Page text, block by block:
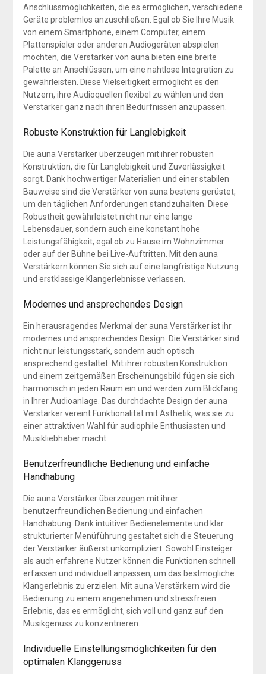
Anschlussmöglichkeiten, die es ermöglichen, verschiedene
Geräte problemlos anzuschließen. Egal ob Sie Ihre Musik
von einem Smartphone, einem Computer, einem
Plattenspieler oder anderen Audiogeräten abspielen
möchten, die Verstärker von auna bieten eine breite
Palette an Anschlüssen, um eine nahtlose Integration zu
gewährleisten. Diese Vielseitigkeit ermöglicht es den
Nutzern, ihre Audioquellen flexibel zu wählen und den
Verstärker ganz nach ihren Bedürfnissen anzupassen.
Robuste Konstruktion für Langlebigkeit
Die auna Verstärker überzeugen mit ihrer robusten
Konstruktion, die für Langlebigkeit und Zuverlässigkeit
sorgt. Dank hochwertiger Materialien und einer stabilen
Bauweise sind die Verstärker von auna bestens gerüstet,
um den täglichen Anforderungen standzuhalten. Diese
Robustheit gewährleistet nicht nur eine lange
Lebensdauer, sondern auch eine konstant hohe
Leistungsfähigkeit, egal ob zu Hause im Wohnzimmer
oder auf der Bühne bei Live-Auftritten. Mit den auna
Verstärkern können Sie sich auf eine langfristige Nutzung
und erstklassige Klangerlebnisse verlassen.
Modernes und ansprechendes Design
Ein herausragendes Merkmal der auna Verstärker ist ihr
modernes und ansprechendes Design. Die Verstärker sind
nicht nur leistungsstark, sondern auch optisch
ansprechend gestaltet. Mit ihrer robusten Konstruktion
und einem zeitgemäßen Erscheinungsbild fügen sie sich
harmonisch in jeden Raum ein und werden zum Blickfang
in Ihrer Audioanlage. Das durchdachte Design der auna
Verstärker vereint Funktionalität mit Ästhetik, was sie zu
einer attraktiven Wahl für audiophile Enthusiasten und
Musikliebhaber macht.
Benutzerfreundliche Bedienung und einfache
Handhabung
Die auna Verstärker überzeugen mit ihrer
benutzerfreundlichen Bedienung und einfachen
Handhabung. Dank intuitiver Bedienelemente und klar
strukturierter Menüführung gestaltet sich die Steuerung
der Verstärker äußerst unkompliziert. Sowohl Einsteiger
als auch erfahrene Nutzer können die Funktionen schnell
erfassen und individuell anpassen, um das bestmögliche
Klangerlebnis zu erzielen. Mit auna Verstärkern wird die
Bedienung zu einem angenehmen und stressfreien
Erlebnis, das es ermöglicht, sich voll und ganz auf den
Musikgenuss zu konzentrieren.
Individuelle Einstellungsmöglichkeiten für den
optimalen Klanggenuss